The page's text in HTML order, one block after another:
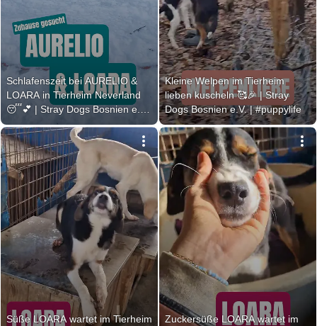
Schlafenszeit bei AURELIO &
LOARA in Tierheim Neverland
😴💕 | Stray Dogs Bosnien e.V.
| #shelterdogs
Kleine Welpen im Tierheim
lieben kuscheln 🥰🎉 | Stray
Dogs Bosnien e.V. | #puppylife
Süße LOARA wartet im Tierheim
Zuckersüße LOARA wartet im